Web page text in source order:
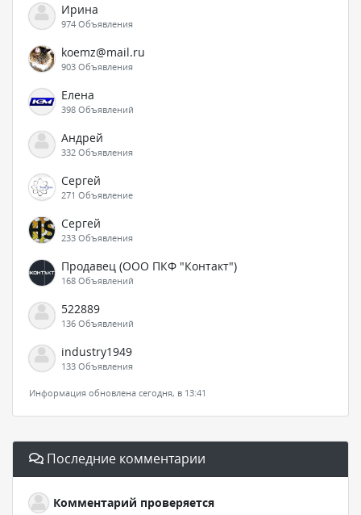
Ирина
974 Объявления
koemz@mail.ru
903 Объявления
Елена
398 Объявлений
Андрей
332 Объявления
Сергей
271 Объявление
Сергей
233 Объявления
Продавец (ООО ПКФ "Контакт")
168 Объявлений
522889
136 Объявлений
industry1949
133 Объявления
Информация обновлена сегодня, в 13:41
Последние комментарии
Комментарий проверяется